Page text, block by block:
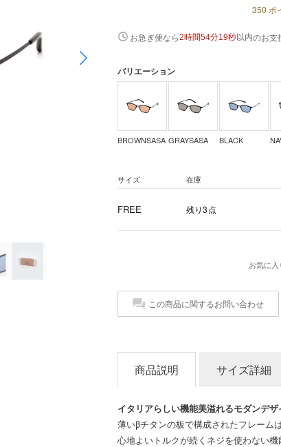
350 ポ
お急ぎ便なら2時間54分19秒以内のお支
バリエーション
BROWNSASA GRAYSASA BLACK
サイズ 在庫
FREE 残り3点
お気に
この商品に関するお問い合わせ
商品説明 サイズ詳細
イタリアらしい機能美溢れるモダンデザ
薄いβチタンの板で構成されたフレーム
心地よいトルクが続くネジを使わない